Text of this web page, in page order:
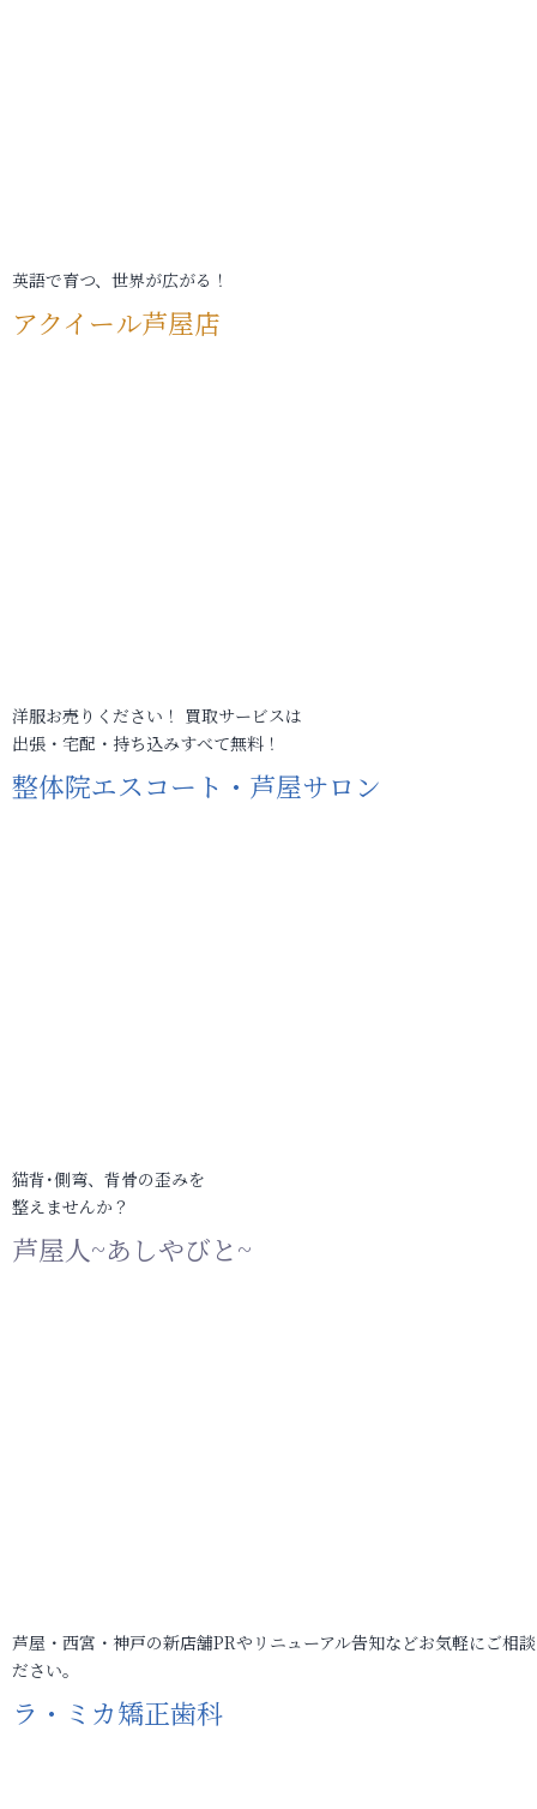
英語で育つ、世界が広がる！
アクイール芦屋店
洋服お売りください！ 買取サービスは
出張・宅配・持ち込みすべて無料！
整体院エスコート・芦屋サロン
猫背･側弯、背骨の歪みを
整えませんか？
芦屋人~あしやびと~
芦屋・西宮・神戸の新店舗PRやリニューアル告知などお気軽にご相
ださい。
ラ・ミカ矯正歯科